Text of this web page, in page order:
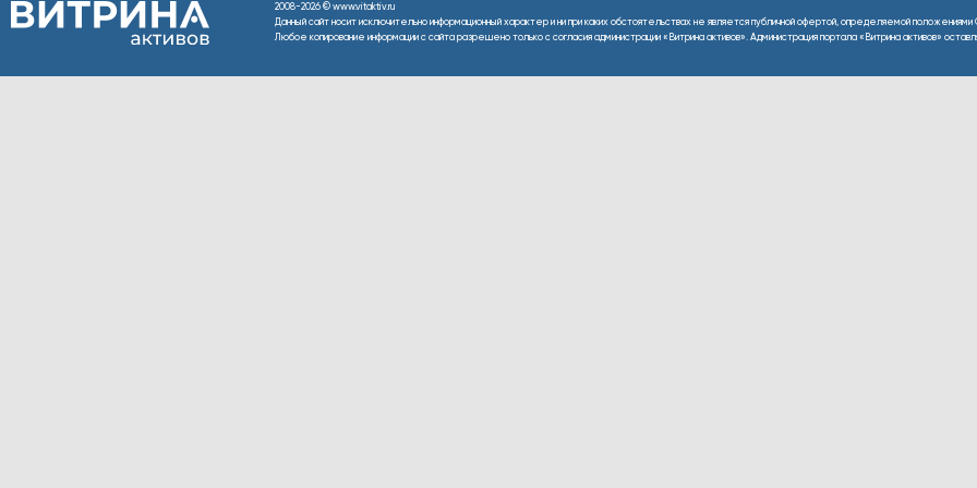
2008-2026 © www.vitaktiv.ru
Данный сайт носит исключительно информационный характер и ни при каких обстоятельствах не является публичной офертой, определяемой
Любое копирование информации с сайта разрешено только с согласия администрации «Витрина активов». Администрация портала «Витрина активов»